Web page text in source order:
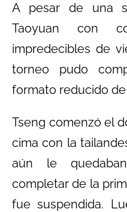
A pesar de una
Taoyuan con
impredecibles de
torneo pudo
formato reducido
Tseng comenzó el
cima con la
aún le
completar de la
fue suspendida.